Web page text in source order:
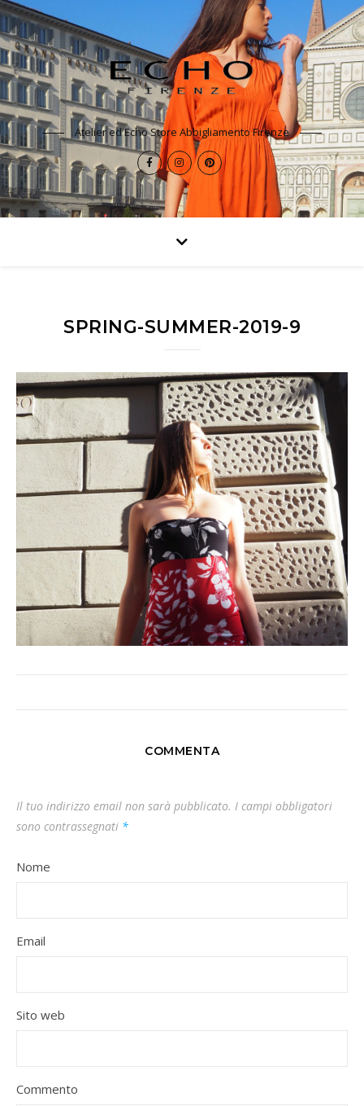
Atelier ed Echo Store Abbigliamento Firenze
SPRING-SUMMER-2019-9
COMMENTA
Il tuo indirizzo email non sarà pubblicato. I campi obbligatori
sono contrassegnati *
Nome
Email
Sito web
Commento